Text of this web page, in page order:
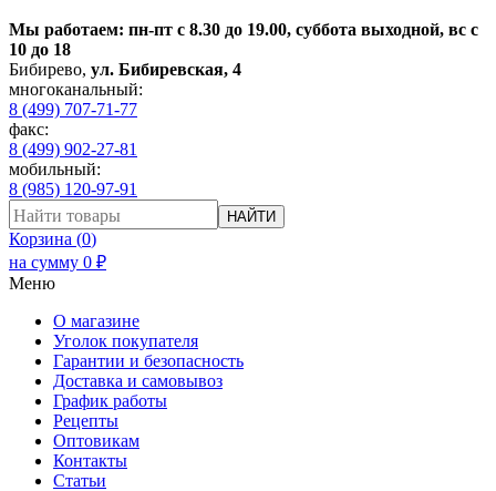
Мы работаем: пн-пт с 8.30 до 19.00, суббота выходной, вс с
10 до 18
Бибирево, ул. Бибиревская, 4
многоканальный:
8 (499) 707-71-77
факс:
8 (499) 902-27-81
мобильный:
8 (985) 120-97-91
НАЙТИ
Корзина (0)
на сумму 0 ₽
Меню
О магазине
Уголок покупателя
Гарантии и безопасность
Доставка и самовывоз
График работы
Рецепты
Оптовикам
Контакты
Статьи